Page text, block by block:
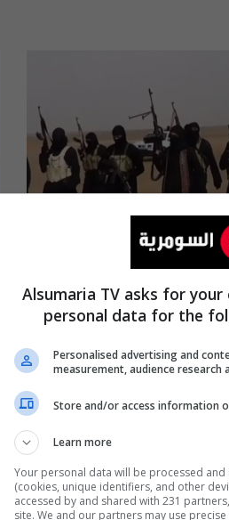
دفاعاته قرب الحدود
Alsumaria TV asks for
personal data for the
Personalised advertising and
measurement, audience research
Store and/or access information
Learn more
Your personal data will be processed
(cookies, unique identifiers, and other
accessed by and shared with 231
site. We and our partners may use